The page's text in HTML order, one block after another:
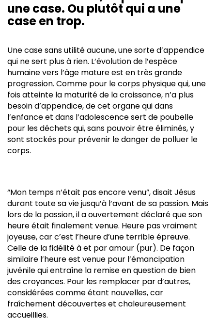
une case. Ou plutôt qui a une
case en trop.
Une case sans utilité aucune, une sorte d’appendice
qui ne sert plus à rien. L’évolution de l’espèce
humaine vers l’âge mature est en très grande
progression. Comme pour le corps physique qui, une
fois atteinte la maturité de la croissance, n’a plus
besoin d’appendice, de cet organe qui dans
l’enfance et dans l’adolescence sert de poubelle
pour les déchets qui, sans pouvoir être éliminés, y
sont stockés pour prévenir le danger de polluer le
corps.
“Mon temps n’était pas encore venu”, disait Jésus
durant toute sa vie jusqu’à l’avant de sa passion. Mais
lors de la passion, il a ouvertement déclaré que son
heure était finalement venue. Heure pas vraiment
joyeuse, car c’est l’heure d’une terrible épreuve.
Celle de la fidélité à et par amour (pur). De façon
similaire l’heure est venue pour l’émancipation
juvénile qui entraîne la remise en question de bien
des croyances. Pour les remplacer par d’autres,
considérées comme étant nouvelles, car
fraîchement découvertes et chaleureusement
accueillies.